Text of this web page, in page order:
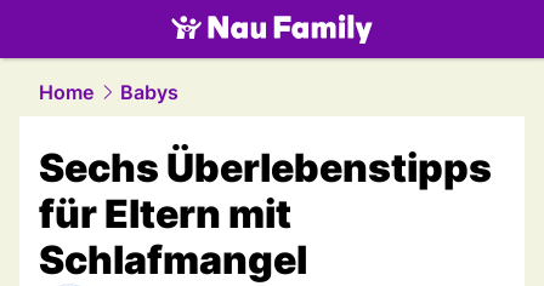
family.NAU.ch
Home Babys
Sechs Überlebenstipps
für Eltern mit
Schlafmangel